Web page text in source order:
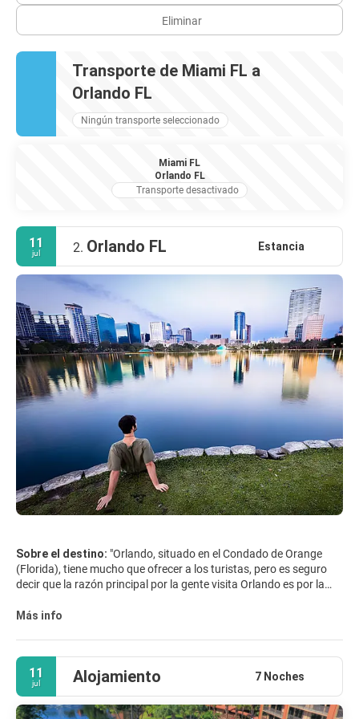
Eliminar
Transporte de Miami FL a
Orlando FL
Ningún transporte seleccionado
Miami FL
Orlando FL
Transporte desactivado
11
jul 2. Orlando FL Estancia
Sobre el destino: "Orlando, situado en el Condado de Orange
(Florida), tiene mucho que ofrecer a los turistas, pero es seguro
decir que la razón principal por la gente visita Orlando es por la
Orlando, Sea World, y varios otros grandes lugares de
Barrios con arbolados hermosos, una escena pasando de artes
escénicas y varios excelentes jardines, reservas naturales y
museos. La ciudad ofrece al visitante alternativas de diversión a la
experiencia del parque temático. Si el aire libre es lo tuyo, puedes
Más info
11
jul Alojamiento 7 Noches